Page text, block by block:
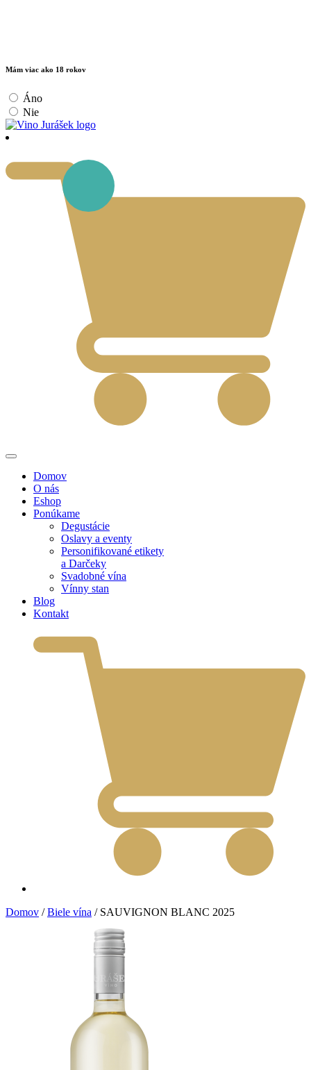
Mám viac ako 18 rokov
Áno
Nie
Domov
O nás
Eshop
Ponúkame
Degustácie
Oslavy a eventy
Personifikované etikety
a Darčeky
Svadobné vína
Vínny stan
Blog
Kontakt
Domov /Biele vína / SAUVIGNON BLANC 2025